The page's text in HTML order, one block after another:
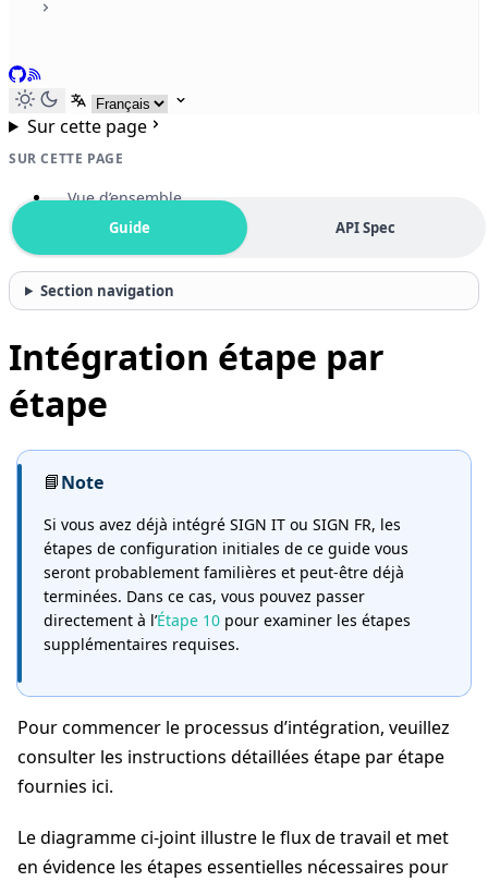
GitHub
RSS
Selectionner la langue
Sur cette page
SUR CETTE PAGE
Vue d’ensemble
Guide API Spec
Section navigation
Intégration étape par
étape
📘Note
Si vous avez déjà intégré SIGN IT ou SIGN FR, les
étapes de configuration initiales de ce guide vous
seront probablement familières et peut-être déjà
terminées. Dans ce cas, vous pouvez passer
directement à l’Étape 10 pour examiner les étapes
supplémentaires requises.
Pour commencer le processus d’intégration, veuillez
consulter les instructions détaillées étape par étape
fournies ici.
Le diagramme ci-joint illustre le flux de travail et met
en évidence les étapes essentielles nécessaires pour